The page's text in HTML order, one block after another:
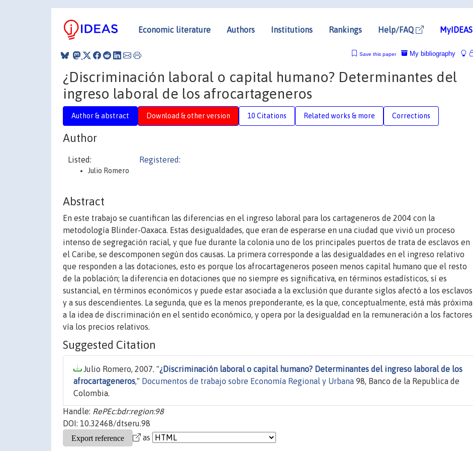
Economic literature Authors Institutions Rankings Help/FAQ MyIDEAS
My bibliography
Save this paper
¿Discriminación laboral o capital humano? Determinantes del
ingreso laboral de los afrocartageneros
Author & abstract Download & other version 10 Citations Related works & more Corrections
Author
Listed:
Julio Romero
Registered:
Abstract
En este trabajo se cuantifican las diferencias en el ingreso laboral para los cartageneros de 2004 con la
metodología Blinder-Oaxaca. Estas desigualdades, que eran de esperarse en una ciudad que vivió un proceso
intenso de segregación racial, y que fue durante la colonia uno de los principales puertos de trata de esclavos en
el Caribe, se descomponen según dos causas. La primera corresponde a las desigualdades en el ingreso relativo
que responden a las dotaciones, esto es porque los afrocartageneros poseen menos capital humano que el resto
de la población; la diferencia en dotaciones que no siempre es significativa, en términos estadísticos, sí es
sustancial, en términos económicos y puede estar asociada a la exclusión que durante siglos afectó a los esclavos
y a sus descendientes. La segunda, que es la menos preponderante, es la que, conceptualmente, está más próxima
a la idea de discriminación en el sentido económico, y opera por la desigualdad en la remuneración a los factores
vía los precios relativos.
Suggested Citation
Julio Romero, 2007. "¿Discriminación laboral o capital humano? Determinantes del ingreso laboral de los
afrocartageneros," Documentos de trabajo sobre Economía Regional y Urbana 98, Banco de la Republica de
Colombia.
Handle: RePEc:bdr:region:98
DOI: 10.32468/dtseru.98
as